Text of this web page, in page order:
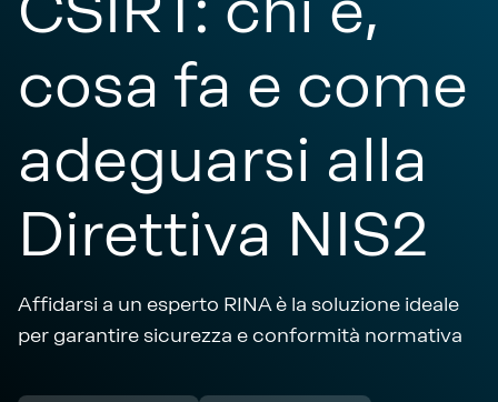
cosa fa e come
adeguarsi alla
Direttiva NIS2
Affidarsi a un esperto RINA è la soluzione ideale
per garantire sicurezza e conformità normativa